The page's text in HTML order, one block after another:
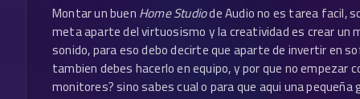
Montar un buenHome Studiode Audio no es tarea facil,
meta aparte del virtuosismo y la creatividad es crear un
sonido, para eso debo decirte que aparte de invertir en
tambien debes hacerlo en equipo, y por que no empezar
monitores? sino sabes cual o para que aqui una pequeña